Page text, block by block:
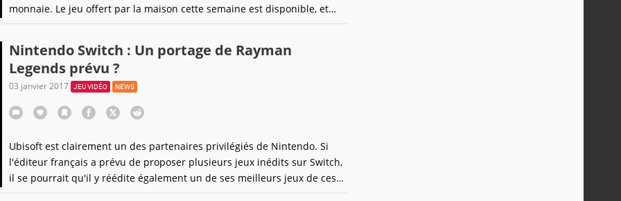
monnaie. Le jeu offert par la maison cette semaine est disponible, et
celui de la semaine prochaine connu.
Nintendo Switch : Un portage de Rayman
Legends prévu ?
03 janvier 2017 JEU VIDÉO NEWS
Ubisoft est clairement un des partenaires privilégiés de Nintendo. Si
l'éditeur français a prévu de proposer plusieurs jeux inédits sur Switch,
il se pourrait qu'il y réédite également un de ses meilleurs jeux de ces
dernières années.